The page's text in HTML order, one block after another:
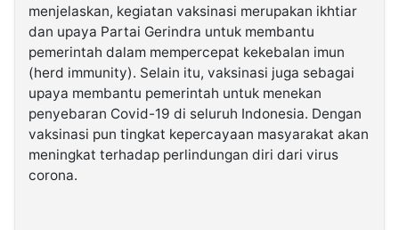
menjelaskan, kegiatan vaksinasi merupakan ikhtiar
dan upaya Partai Gerindra untuk membantu
pemerintah dalam mempercepat kekebalan imun
(herd immunity). Selain itu, vaksinasi juga sebagai
upaya membantu pemerintah untuk menekan
penyebaran Covid-19 di seluruh Indonesia. Dengan
vaksinasi pun tingkat kepercayaan masyarakat akan
meningkat terhadap perlindungan diri dari virus
corona.